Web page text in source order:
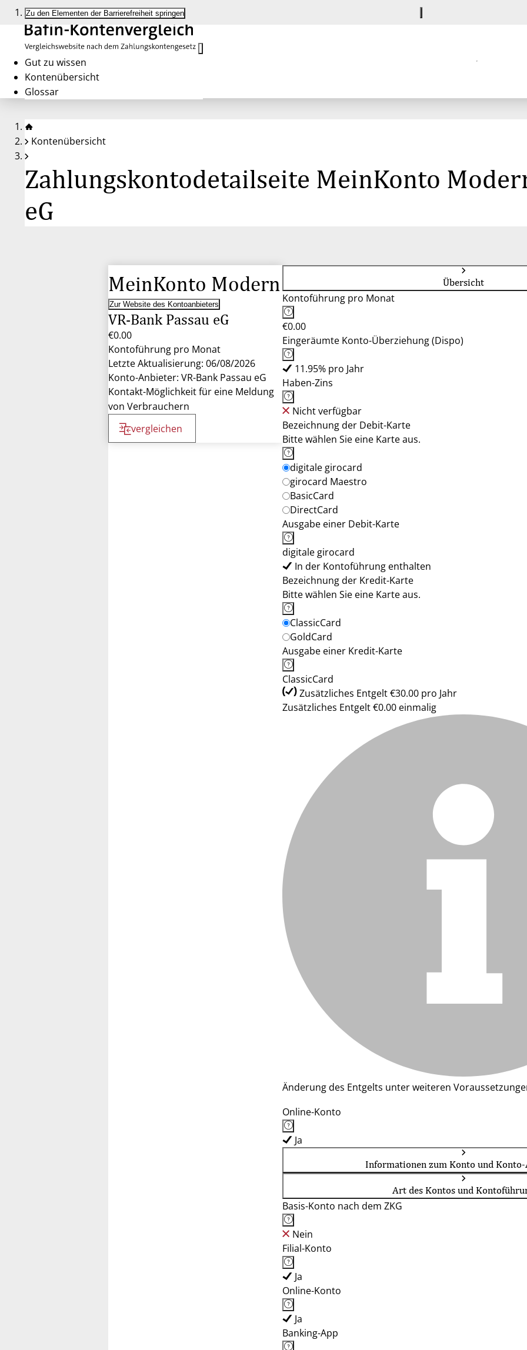
Zu den Elementen der Barrierefreiheit springen
Gut zu wissen
Kontenübersicht
Glossar
Kontenübersicht
Zahlungskontodetailseite MeinKonto
eG
MeinKonto Modern
Zur Website des Kontoanbieters
VR-Bank Passau eG
€0.00
Kontoführung pro Monat
Letzte Aktualisierung: 06/08/2026
Konto-Anbieter: VR-Bank Passau eG
Kontakt-Möglichkeit für eine Meldung
von Verbrauchern
vergleichen
Übersicht
Kontoführung pro Monat
€0.00
Eingeräumte Konto-Überziehung (Dispo)
11.95% pro Jahr
Haben-Zins
Nicht verfügbar
Bezeichnung der Debit-Karte
Bitte wählen Sie eine Karte aus.
digitale girocard
girocard Maestro
BasicCard
DirectCard
Ausgabe einer Debit-Karte
digitale girocard
In der Kontoführung enthalten
Bezeichnung der Kredit-Karte
Bitte wählen Sie eine Karte aus.
ClassicCard
GoldCard
Ausgabe einer Kredit-Karte
ClassicCard
Zusätzliches Entgelt €30.00 pro Jahr
Zusätzliches Entgelt €0.00 einmalig
Änderung des Entgelts unter weiteren
Online-Konto
Ja
Informationen zum Konto und
Art des Kontos und
Basis-Konto nach dem ZKG
Nein
Filial-Konto
Ja
Online-Konto
Ja
Banking-App